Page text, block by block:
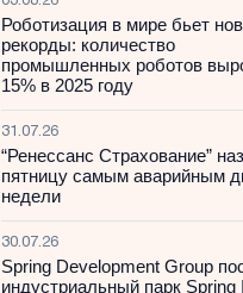
Роботизация в мире бьет
рекорды: количество
промышленных роботов
15% в 2025 году
31.07.26
“Ренессанс Страхование”
пятницу самым аварийным
недели
30.07.26
Spring Development Group
индустриальный парк Spring